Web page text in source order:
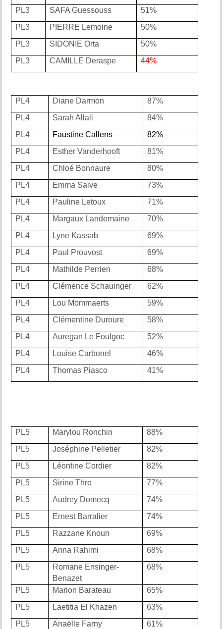
PL3 SAFA Guessouss
51%
PL3
PIERRE Lemoine
50%
PL3
SIDONIE Orta
50%
PL3
CAMILLE Deraspe 44%
PL4 Diane Darmon
87%
PL4
Sarah Allali
84%
PL4
Faustine Callens
82%
PL4
Esther Vanderhooft
81%
PL4
Chloé Bonnaure
80%
PL4
Emma Saive
73%
PL4
Pauline Letoux
71%
PL4
Margaux Landemaine
70%
PL4
Lyne Kassab
69%
PL4
Paul Prouvost
69%
PL4
Mathilde Perrien
68%
PL4
Clémence Schauinger
62%
PL4
Lou Mommaerts
59%
PL4
Clémentine Duroure
58%
PL4
Auregan Le Foulgoc
52%
PL4
Louise Carbonel
46%
PL4
Thomas Piasco 41%
PL5 Marylou Ronchin
88%
PL5
Joséphine Pelletier
82%
PL5
Léontine Cordier
82%
PL5
Sirine Thro
77%
PL5
Audrey Domecq
74%
PL5
Ernest Barralier
74%
PL5
Razzane Knoun
69%
PL5
Anna Rahimi
68%
PL5
Romane Ensinger-
Benazet
68%
PL5 Marion Barateau
65%
PL5
Laetitia El Khazen
63%
PL5
Anaëlle Farny
61%